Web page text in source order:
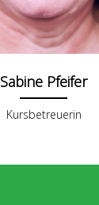
Sabine Pfeifer
Kursbetreuerin